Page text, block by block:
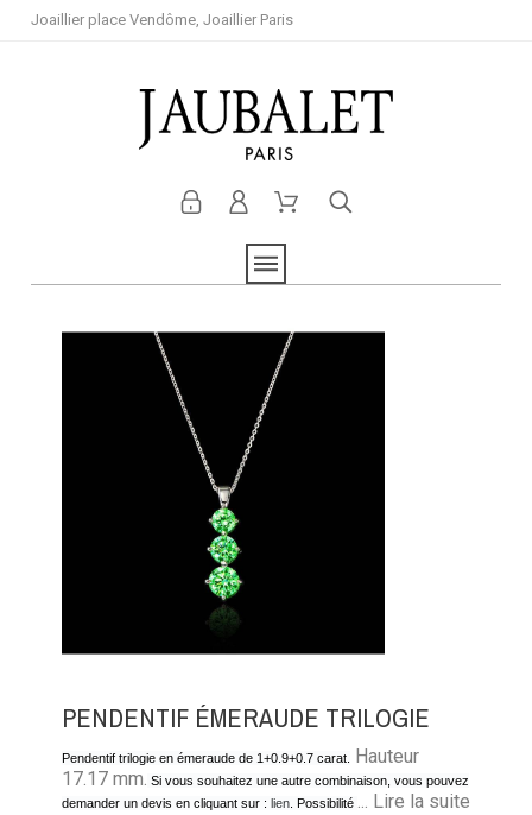
Joaillier place Vendôme, Joaillier Paris
PENDENTIF ÉMERAUDE TRILOGIE
Pendentif trilogie en émeraude de 1+0.9+0.7 carat.
Hauteur
17.17 mm. Si vous souhaitez une autre combinaison, vous pouvez
demander un devis en cliquant sur :lien . Possibilité de personnaliser
... Lire la suite